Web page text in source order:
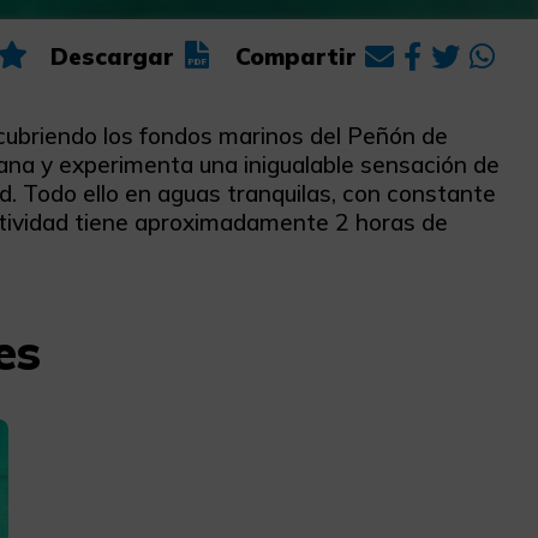
Descargar Compartir
los fondos marinos del Peñón de
y experimenta una inigualable sensación de
Todo ello en aguas tranquilas, con constante
tiene aproximadamente 2 horas de